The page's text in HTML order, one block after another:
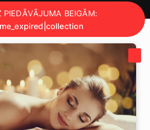
gardas vakariņas, relaksējošas
un idejas ģimeniskai kopā
izvēlies savējo un dāvā stāstus
sev un mīļajiem!
PIEDĀVĀJUMA BEIGĀM: